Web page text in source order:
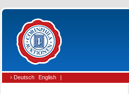
› Deutsch English |